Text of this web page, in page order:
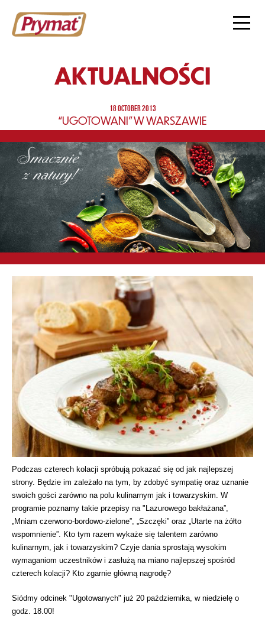
AKTUALNOŚCI
18 OCTOBER 2013
“UGOTOWANI” W WARSZAWIE
Podczas czterech kolacji spróbują pokazać się od jak najlepszej
strony. Będzie im zależało na tym, by zdobyć sympatię oraz uznanie
swoich gości zarówno na polu kulinarnym jak i towarzyskim. W
programie poznamy takie przepisy na "Lazurowego bakłażana”,
„Mniam czerwono-bordowo-zielone”, „Szczęki” oraz „Utarte na żółto
wspomnienie”. Kto tym razem wykaże się talentem zarówno
kulinarnym, jak i towarzyskim? Czyje dania sprostają wysokim
wymaganiom uczestników i zasłużą na miano najlepszej spośród
czterech kolacji? Kto zgarnie główną nagrodę?
Siódmy odcinek "Ugotowanych" już 20 października, w niedzielę o
godz. 18.00!